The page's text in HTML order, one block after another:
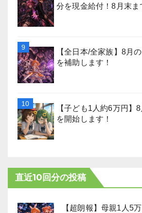
分を現金給付！8月末ま
【全日本/全家族】8月
を補助します！
【子ども1人約6万円】
を開始します！
直近10回分の投稿
【超朗報】母親1人5